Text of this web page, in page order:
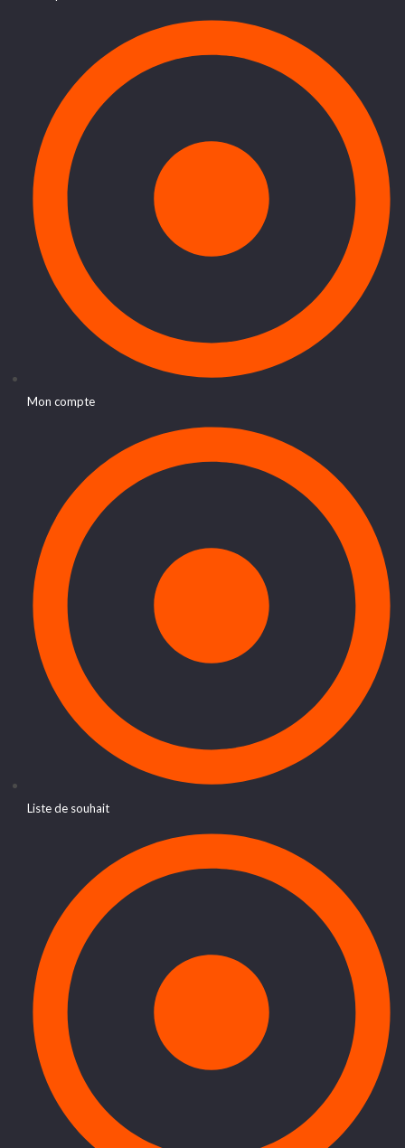
Mon compte
Liste de souhait